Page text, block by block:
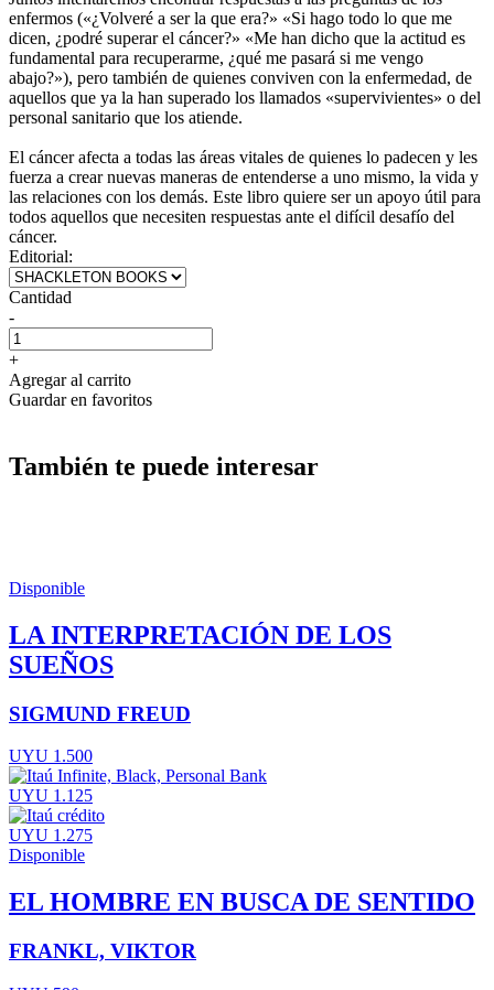
enfermos («¿Volveré a ser la que era?» «Si hago todo lo que me
dicen, ¿podré superar el cáncer?» «Me han dicho que la actitud es
fundamental para recuperarme, ¿qué me pasará si me vengo
abajo?»), pero también de quienes conviven con la enfermedad, de
aquellos que ya la han superado los llamados «supervivientes» o del
personal sanitario que los atiende.
El cáncer afecta a todas las áreas vitales de quienes lo padecen y les
fuerza a crear nuevas maneras de entenderse a uno mismo, la vida y
las relaciones con los demás. Este libro quiere ser un apoyo útil para
todos aquellos que necesiten respuestas ante el difícil desafío del
cáncer.
Editorial:
Cantidad
-
+
Agregar al carrito
Guardar en favoritos
También te puede interesar
Disponible
LA INTERPRETACIÓN DE LOS
SUEÑOS
SIGMUND FREUD
UYU 1.500
UYU 1.125
UYU 1.275
Disponible
EL HOMBRE EN BUSCA DE SENTIDO
FRANKL, VIKTOR